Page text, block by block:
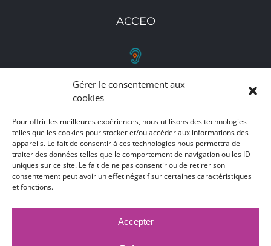
Gérer le consentement aux
cookies
Pour offrir les meilleures expériences, nous utilisons des technologies
telles que les cookies pour stocker et/ou accéder aux informations des
appareils. Le fait de consentir à ces technologies nous permettra de
traiter des données telles que le comportement de navigation ou les ID
uniques sur ce site. Le fait de ne pas consentir ou de retirer son
consentement peut avoir un effet négatif sur certaines caractéristiques
et fonctions.
Accepter
ACCEO
RETROUVEZ-NOUS
Toutes nos adresses, coordonnées et horaires
d'ouverture
CLIQUEZ ICI